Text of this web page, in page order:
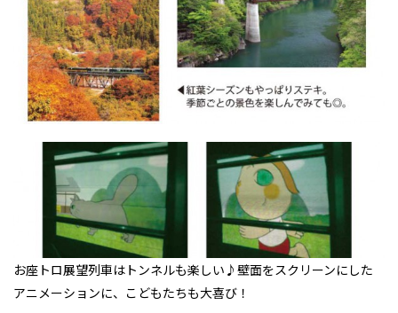
お座トロ展望列車はトンネルも楽しい♪壁面をスクリーンにした
アニメーションに、こどもたちも大喜び！